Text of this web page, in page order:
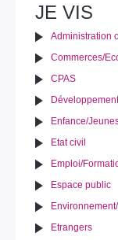
JE VIS
Administration
Commerces/
CPAS
Enfance/
Etat civil
Emploi/
Espace public
Etrangers